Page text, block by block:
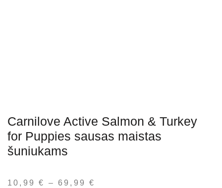
Carnilove Active Salmon & Turkey
for Puppies sausas maistas
šuniukams
10,99€ – 69,99€